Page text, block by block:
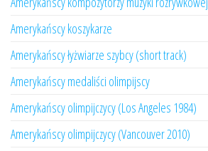
Amerykańscy koszykarze
Amerykańscy łyżwiarze szybcy (short track)
Amerykańscy medaliści olimpijscy
Amerykańscy olimpijczycy (Los Angeles 1984)
Amerykańscy olimpijczycy (Vancouver 2010)